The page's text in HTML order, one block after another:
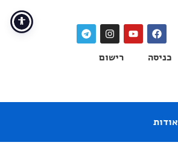
כניסה רישום
אודות